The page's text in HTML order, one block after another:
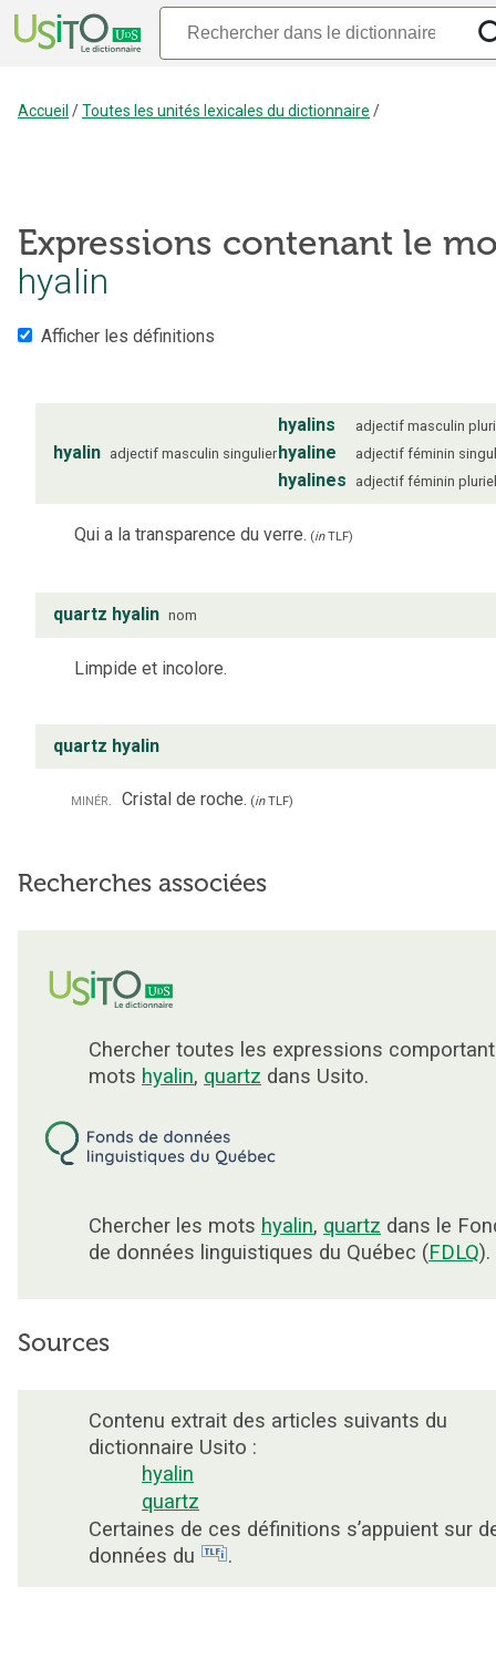
Accueil /Toutes les unités lexicales du dictionnaire /
Expressions contenant le
hyalin
Afficher les définitions
hyalin adjectif masculin singulier
hyalins adjectif masculin
hyaline adjectif féminin
hyalines adjectif féminin
Qui a la transparence du verre. (inTLF)
quartz hyalin nom
Limpide et incolore.
quartz hyalin
minér. Cristal de roche. (inTLF)
Recherches associées
Chercher toutes les expressions
mots hyalin, quartz dans Usito.
Chercher les mots hyalin, quartz dans le
de données linguistiques du Québec (FDLQ).
Sources
Contenu extrait des articles suivants du
dictionnaire Usito :
hyalin
quartz
Certaines de ces définitions s’appuient sur
données du
.